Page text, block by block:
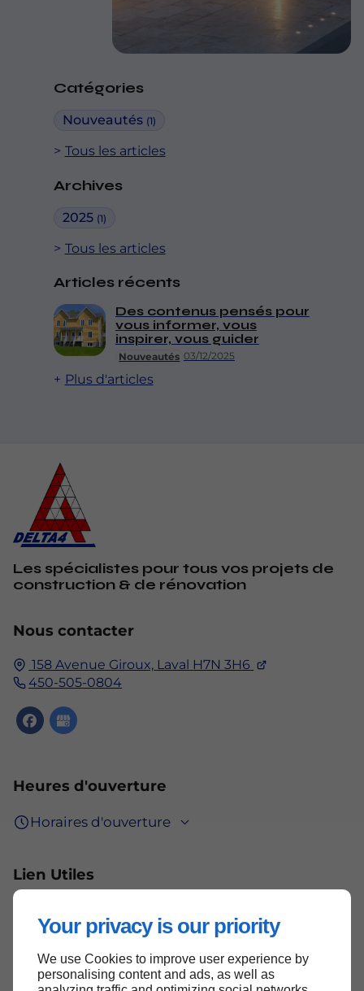
Your privacy is our priority
We use Cookies to improve user experience by
personalising content and ads, as well as
Catégories
Nouveautés (1)
Tous les articles
Archives
2025 (1)
Tous les articles
Articles récents
Nouveautés 03/12/2025
Des contenus pensés pour
vous informer, vous
inspirer, vous guider
Plus d'articles
Les spécialistes pour tous vos projets de
construction & de rénovation
Nous contacter
158 Avenue Giroux, Laval H7N 3H6
450-505-0804
Heures d'ouverture
Horaires d'ouverture
Lien Utiles
Plan du site
Nous contacter